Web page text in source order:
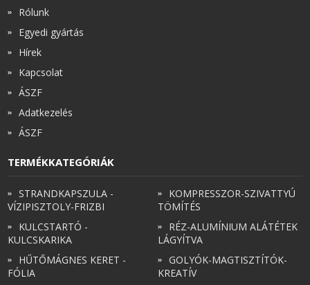
Rólunk
Egyedi gyártás
Hírek
Kapcsolat
ÁSZF
Adatkezelés
ÁSZF
TERMÉKKATEGÓRIÁK
STRANDKAPSZULA -
VÍZIPISZTOLY-FRIZBI
KULCSTARTÓ -
KULCSKARIKA
HŰTŐMÁGNES KERET -
FÓLIA
KOMPRESSZOR-SZIVATTYÚ
TÖMÍTÉS
RÉZ-ALUMÍNIUM ALÁTÉTEK
LÁGYÍTVA
GOLYÓK-MAGTISZTÍTÓK-
KREATÍV